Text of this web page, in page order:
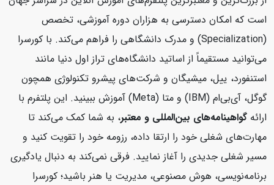
است که امکان دسترسی به هزاران دوره آموزشی، تخصص
(Specialization) و مدرک دانشگاهی را فراهم می‌کند. با کورسرا
می‌توانید مستقیماً از اساتید دانشگاه‌های تراز اول دنیا مانند
استنفورد، ییل، میشیگان و شرکت‌های پیشرو تکنولوژی همچون
گوگل، آی‌بی‌ام (IBM) و متا (Meta) آموزش ببینید. این پلتفرم با
ارائهگواهینامه‌های بین‌المللی و معتبر، به شما کمک می‌کند تا
مهارت‌های شغلی خود را ارتقا داده، رزومه خود را تقویت کنید و
مسیر شغلی جدیدی را آغاز نمایید. فرقی نمی‌کند به دنبال یادگیری
برنامه‌نویسی، هوش مصنوعی، مدیریت یا هنر باشید؛ کورسرا